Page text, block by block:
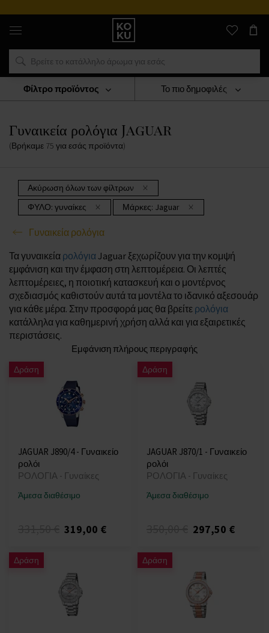
Αυθεντικά
αρώματα
και
ρολόγια
σε
μέρος
ΡΟΛΟΓΙΑ
Γυναικεία Ρολόγια Γυναικεία Ρολόγια Jaguar
Γυναικεία ρολόγια Jaguar
(Βρήκαμε 75 για εσάς προϊόντα)
Το πιο δημοφιλές
Ακύρωση όλων των φίλτρων
ΦΥΛΟ: γυναίκες Μάρκες: Jaguar
Γυναικεία ρολόγια
Φίλτρο προϊόντος
Τα γυναικεία ρολόγιαJaguar ξεχωρίζουν για την κομψή
εμφάνιση και την έμφαση στη λεπτομέρεια. Οι λεπτές
λεπτομέρειες, η ποιοτική κατασκευή και ο μοντέρνος
σχεδιασμός καθιστούν αυτά τα μοντέλα το ιδανικό αξεσουάρ
για κάθε μέρα. Στην προσφορά μας θα βρείτε ρολόγια
κατάλληλα για καθημερινή χρήση αλλά και για εξαιρετικές
περιστάσεις.
Εμφάνιση πλήρους περιγραφής
Δράση
JAGUAR J890/4 - Γυναικείο
ρολόι
ΡΟΛΟΓΙΑ - Γυναίκες
Άμεσα διαθέσιμο
319,00 €
Δράση
JAGUAR J870/1 - Γυναικείο
ρολόι
ΡΟΛΟΓΙΑ - Γυναίκες
Άμεσα διαθέσιμο
297,50 €
Δράση Δράση